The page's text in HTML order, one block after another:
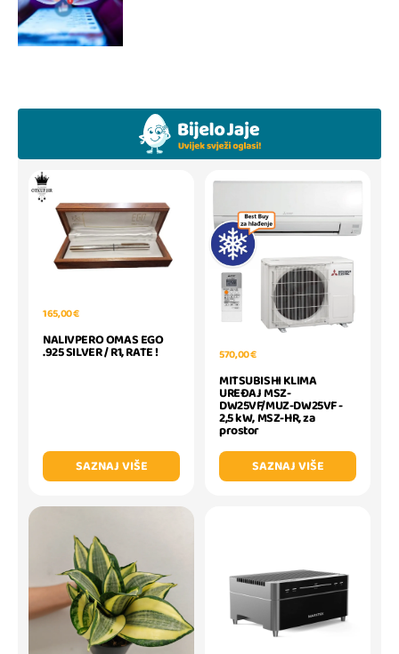
165,00 €
NALIVPERO OMAS EGO
.925 SILVER / R1, RATE !
SAZNAJ VIŠE
570,00 €
MITSUBISHI KLIMA
UREĐAJ MSZ-
DW25VF/MUZ-DW25VF -
2,5 kW, MSZ-HR, za
prostor
SAZNAJ VIŠE